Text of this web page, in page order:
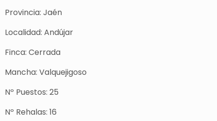
Provincia: Jaén
Localidad: Andújar
Finca: Cerrada
Mancha: Valquejigoso
Nº Puestos: 25
Nº Rehalas: 16